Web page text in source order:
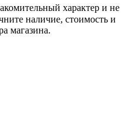
характер и не
наличие, стоимость и
магазина.